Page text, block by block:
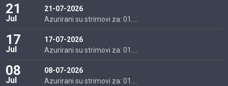
21
Jul
21-07-2026
Azurirani su strimovi za: 01....
17
Jul
17-07-2026
Azurirani su strimovi za: 01....
08
Jul
08-07-2026
Azurirani su strimovi za: 01....